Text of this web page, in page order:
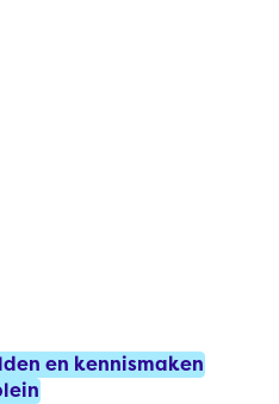
en kennismaken